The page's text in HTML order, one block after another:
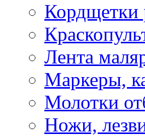
Кордщетки
Лента
Маркеры,
Молотки
Ножи,